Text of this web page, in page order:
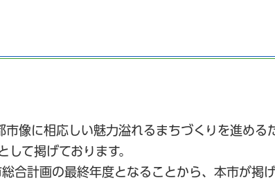
像に相応しい魅力溢れるまちづくりを進める
て掲げております。
合計画の最終年度となることから、本市が掲